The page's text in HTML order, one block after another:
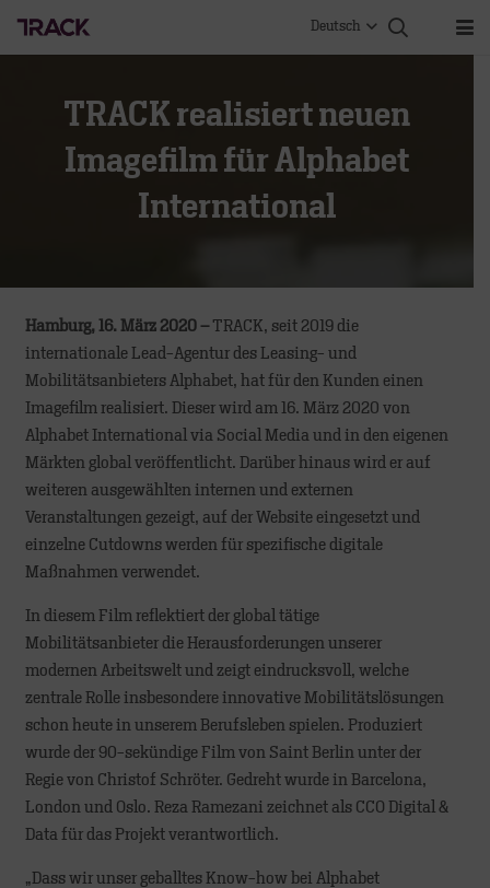
Deutsch
TRACK realisiert neuen
Imagefilm für Alphabet
International
Hamburg, 16. März 2020 –TRACK, seit 2019 die
internationale Lead-Agentur des Leasing- und
Mobilitätsanbieters Alphabet, hat für den Kunden einen
Imagefilm realisiert. Dieser wird am 16. März 2020 von
Alphabet International via Social Media und in den eigenen
Märkten global veröffentlicht. Darüber hinaus wird er auf
weiteren ausgewählten internen und externen
Veranstaltungen gezeigt, auf der Website eingesetzt und
einzelne Cutdowns werden für spezifische digitale
Maßnahmen verwendet.
In diesem Film reflektiert der global tätige
Mobilitätsanbieter die Herausforderungen unserer
modernen Arbeitswelt und zeigt eindrucksvoll, welche
zentrale Rolle insbesondere innovative Mobilitätslösungen
schon heute in unserem Berufsleben spielen. Produziert
wurde der 90-sekündige Film von Saint Berlin unter der
Regie von Christof Schröter. Gedreht wurde in Barcelona,
London und Oslo. Reza Ramezani zeichnet als CCO Digital &
Data für das Projekt verantwortlich.
„Dass wir unser geballtes Know-how bei Alphabet